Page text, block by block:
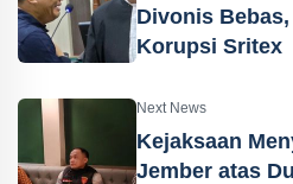
Divonis
Korupsi Sritex
Next News
Kejaksaan
Jember atas